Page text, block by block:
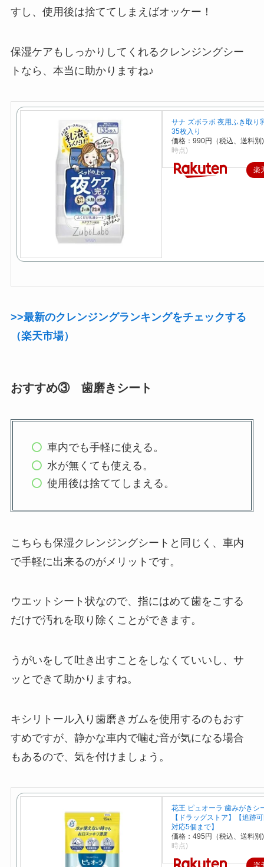
すし、使用後は捨ててしまえばオッケー！
保湿ケアもしっかりしてくれるクレンジングシー
トなら、本当に助かりますね♪
サナ ズボラボ 夜用ふき取り
35枚入り
価格：990円（税込、送料別)
時点)
楽
>>最新のクレンジングランキングをチェックする
（楽天市場）
おすすめ③ 歯磨きシート
車内でも手軽に使える。
水が無くても使える。
使用後は捨ててしまえる。
こちらも保湿クレンジングシートと同じく、車内
で手軽に出来るのがメリットです。
ウエットシート状なので、指にはめて歯をこする
だけで汚れを取り除くことができます。
うがいをして吐き出すことをしなくていいし、サ
ッとできて助かりますね。
キシリトール入り歯磨きガムを使用するのもおす
すめですが、静かな車内で噛む音が気になる場合
もあるので、気を付けましょう。
花王 ピュオーラ 歯みがきシ
【ドラッグストア】【追跡
対応5個まで】
価格：495円（税込、送料別)
時点)
楽